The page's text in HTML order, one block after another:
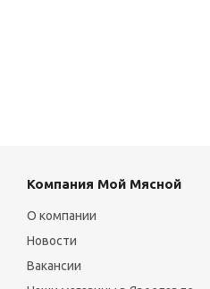
Компания Мой Мясной
О компании
Новости
Вакансии